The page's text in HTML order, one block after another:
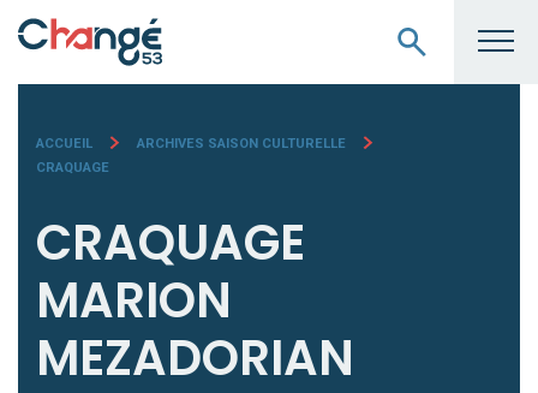
ACCUEIL
ARCHIVES SAISON CULTURELLE
CRAQUAGE
CRAQUAGE
MARION
MEZADORIAN